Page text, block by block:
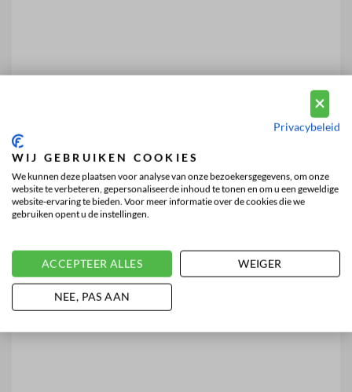
Privacybeleid
WIJ GEBRUIKEN COOKIES
We kunnen deze plaatsen voor analyse van onze bezoekersgegevens, om onze
website te verbeteren, gepersonaliseerde inhoud te tonen en om u een geweldige
website-ervaring te bieden. Voor meer informatie over de cookies die we
gebruiken opent u de instellingen.
ACCEPTEER ALLES WEIGER
NEE, PAS AAN